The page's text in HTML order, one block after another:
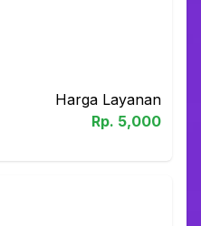
Harga Layanan
Rp. 5,000